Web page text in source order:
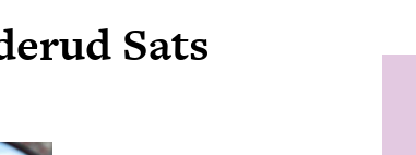
Sats